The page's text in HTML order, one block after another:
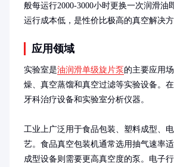
般每运行2000-3000小时更换一次润滑油
运行成本低，是性价比极高的真空解决方
应用领域
实验室是油润滑单级旋片泵 的主要应用
燥、真空蒸馏和真空过滤等实验设备。
牙科治疗设备和实验室分析仪器。
工业上广泛用于食品包装、塑料成型、
艺。食品真空包装机通常选用抽气速率
成型设备则需要更高真空度的泵。电子